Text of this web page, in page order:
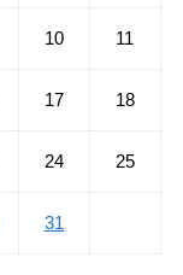
10 11
17 18
24 25
31